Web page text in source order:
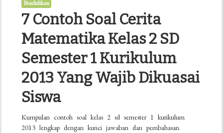
Pendidikan
7 Contoh Soal Cerita
Matematika Kelas 2 SD
Semester 1 Kurikulum
2013 Yang Wajib Dikuasai
Siswa
Kumpulan contoh soal kelas 2 sd semester 1 kurikulum
2013 lengkap dengan kunci jawaban dan pembahasan.